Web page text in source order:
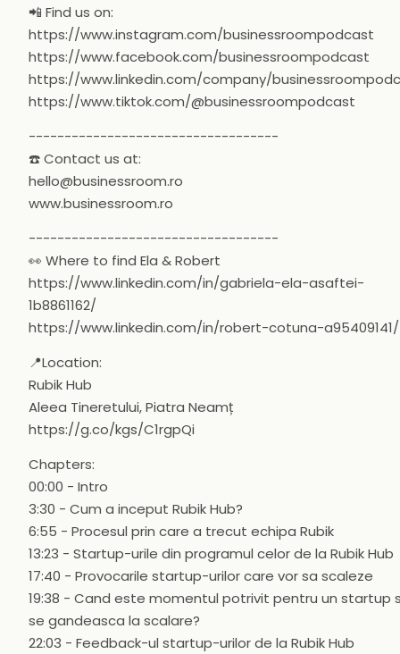
📲 Find us on:
https://www.instagram.com/businessroompodcast
https://www.facebook.com/businessroompodcast
https://www.linkedin.com/company/
https://www.tiktok.com/@businessroompodcast
-----------------------------------
☎️ Contact us at:
hello@businessroom.ro
www.businessroom.ro
-----------------------------------
👀 Where to find Ela & Robert
https://www.linkedin.com/in/gabriela-ela-asaftei-
1b8861162/
https://www.linkedin.com/in/robert-cotuna-a95409141/
📍Location:
Rubik Hub
Aleea Tineretului, Piatra Neamț
https://g.co/kgs/C1rgpQi
Chapters:
00:00 - Intro
3:30 - Cum a inceput Rubik Hub?
6:55 - Procesul prin care a trecut echipa Rubik
13:23 - Startup-urile din programul celor de la Rubik Hub
17:40 - Provocarile startup-urilor care vor sa scaleze
19:38 - Cand este momentul potrivit pentru un startup
se gandeasca la scalare?
22:03 - Feedback-ul startup-urilor de la Rubik Hub